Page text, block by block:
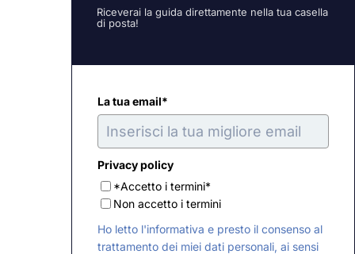
Riceverai la guida direttamente nella tua casella
di posta!
La tua email*
Privacy policy
*Accetto i termini*
Non accetto i termini
Ho letto l'informativa e presto il consenso al
trattamento dei miei dati personali, ai sensi